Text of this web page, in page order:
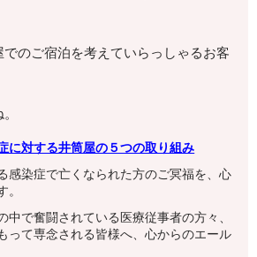
のご宿泊を考えていらっしゃるお客
に対する井筒屋の５つの取り組み
感染症で亡くなられた方のご冥福を、心
。
中で奮闘されている医療従事者の方々、
って専念される皆様へ、心からのエール